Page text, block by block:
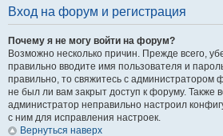
Вход на форум и регистрация
Почему я не могу войти на форум?
Возможно несколько причин. Прежде всего,
правильно вводите имя пользователя и
правильно, то свяжитесь с администратором
не был ли вам закрыт доступ к форуму. Также
администратор неправильно настроил
с ним для исправления настроек.
Вернуться наверх